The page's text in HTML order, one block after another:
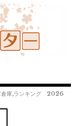
倉庫,ランキング 2026